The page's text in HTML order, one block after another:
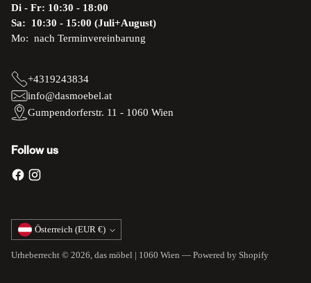
Di - Fr: 10:30 - 18:00
Sa: 10:30 - 15:00 (Juli+August)
Mo: nach Terminvereinbarung
+4319243834
info@dasmoebel.at
Gumpendorferstr. 11 - 1060 Wien
Follow us
Währung Österreich (EUR €)
Urheberrecht © 2026, das möbel | 1060 Wien — Powered by Shopify